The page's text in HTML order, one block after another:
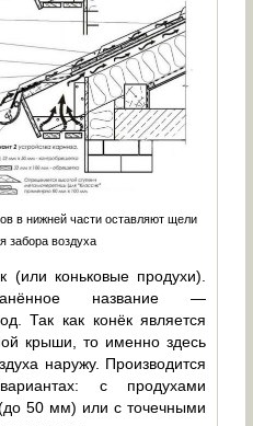
в нижней части оставляют щели
забора воздуха
(или коньковые продухи).
название —
Так как конёк является
крыши, то именно здесь
наружу. Производится
с продухами
50 мм) или с точечными